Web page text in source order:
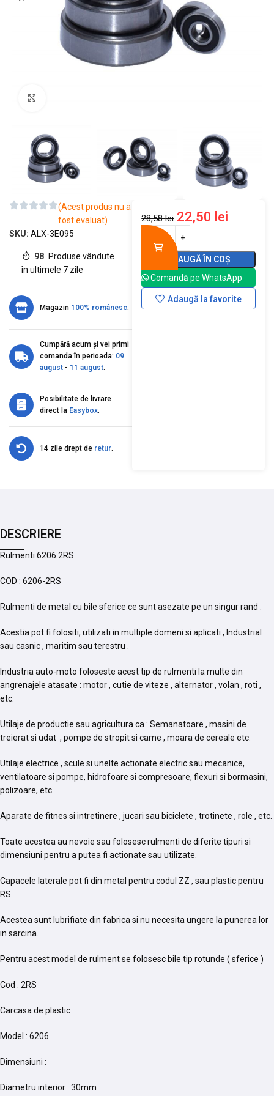
(Acest produs nu a
fost evaluat)
SKU: ALX-3E095
98 Produse vândute
în ultimele 7 zile
Magazin 100% românesc.
Cumpără acum și vei primi
comanda în perioada: 09
august - 11 august.
Posibilitate de livrare
direct la Easybox.
14 zile drept de retur.
28,58lei 22,50 lei
ADAUGĂ ÎN COȘ
Comandă pe WhatsApp
Adaugă la favorite
DESCRIERE
Rulmenti 6206 2RS
COD : 6206-2RS
Rulmenti de metal cu bile sferice ce sunt asezate pe un singur rand .
Acestia pot fi folositi, utilizati in multiple domeni si aplicati , Industrial
sau casnic , maritim sau terestru .
Industria auto-moto foloseste acest tip de rulmenti la multe din
angrenajele atasate : motor , cutie de viteze , alternator , volan , roti ,
etc.
Utilaje de productie sau agricultura ca : Semanatoare , masini de
treierat si udat , pompe de stropit si came , moara de cereale etc.
Utilaje electrice , scule si unelte actionate electric sau mecanice,
ventilatoare si pompe, hidrofoare si compresoare, flexuri si bormasini,
polizoare, etc.
Aparate de fitnes si intretinere , jucari sau biciclete , trotinete , role , etc.
Toate acestea au nevoie sau folosesc rulmenti de diferite tipuri si
dimensiuni pentru a putea fi actionate sau utilizate.
Capacele laterale pot fi din metal pentru codul ZZ , sau plastic pentru
RS.
Acestea sunt lubrifiate din fabrica si nu necesita ungere la punerea lor
in sarcina.
Pentru acest model de rulment se folosesc bile tip rotunde ( sferice )
Cod : 2RS
Carcasa de plastic
Model : 6206
Dimensiuni :
Diametru interior : 30mm